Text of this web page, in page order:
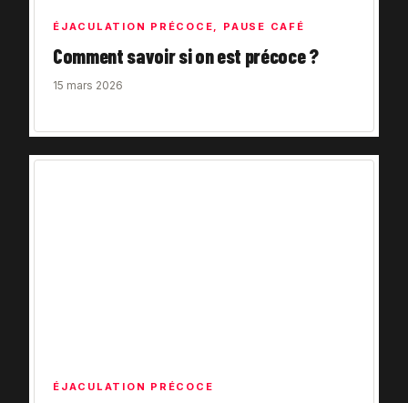
ÉJACULATION PRÉCOCE, PAUSE CAFÉ
Comment savoir si on est précoce ?
15 mars 2026
ÉJACULATION PRÉCOCE